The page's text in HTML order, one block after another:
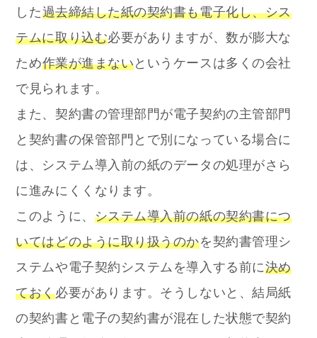
した過去締結した紙の契約書も電子化し、シス
テムに取り込む必要がありますが、数が膨大な
ため作業が進まないというケースは多くの会社
で見られます。
また、契約書の管理部門が電子契約の主管部門
と契約書の保管部門とで別になっている場合に
は、システム導入前の紙のデータの処理がさら
に進みにくくなります。
このように、 システム導入前の紙の契約書につ
いてはどのように取り扱うのかを契約書管理シ
ステムや電子契約システムを導入する前に決め
ておく必要があります。そうしないと、結局紙
の契約書と電子の契約書が混在した状態で契約